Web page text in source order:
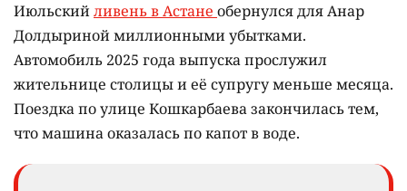
Июльскийливень в Астане обернулся для Анар
Долдыриной миллионными убытками.
Автомобиль 2025 года выпуска прослужил
жительнице столицы и её супругу меньше месяца.
Поездка по улице Кошкарбаева закончилась тем,
что машина оказалась по капот в воде.